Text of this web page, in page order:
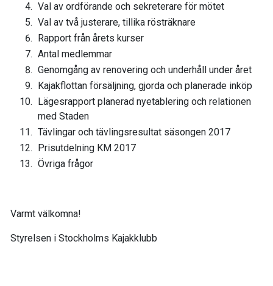
Val av ordförande och sekreterare för mötet
Val av två justerare, tillika rösträknare
Rapport från årets kurser
Antal medlemmar
Genomgång av renovering och underhåll under året
Kajakflottan försäljning, gjorda och planerade inköp
Lägesrapport planerad nyetablering och relationen
med Staden
Tävlingar och tävlingsresultat säsongen 2017
Prisutdelning KM 2017
Övriga frågor
Varmt välkomna!
Styrelsen i Stockholms Kajakklubb